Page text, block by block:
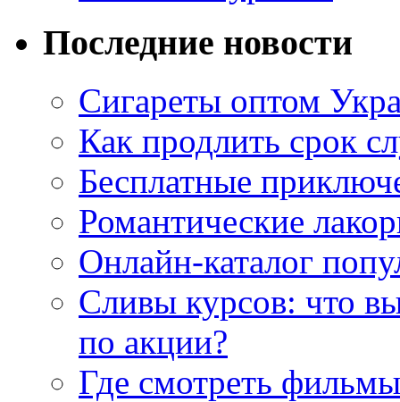
Последние новости
Сигареты оптом
Как продлить срок
Бесплатные
Романтические
Онлайн-каталог
Сливы курсов: что
по акции?
Где смотреть